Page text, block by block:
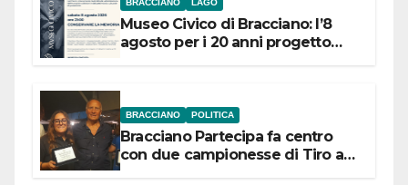
Museo Civico di Bracciano: l’8
agosto per i 20 anni progetto
BRACCIANO POLITICA
Bracciano Partecipa fa centro
con due campionesse di Tiro a